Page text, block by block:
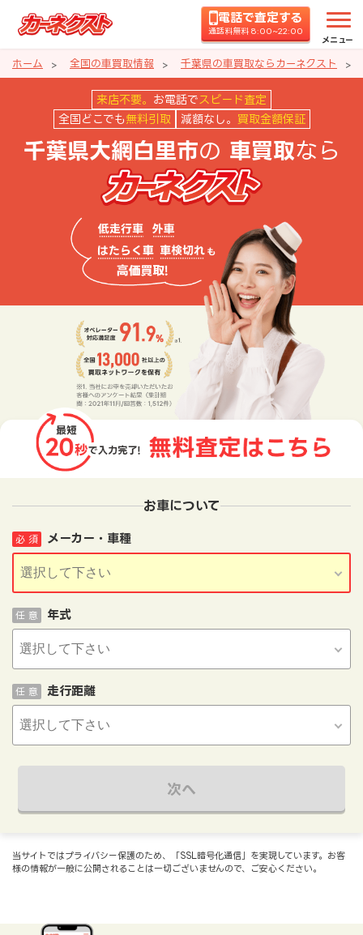
電話で査定する
通話料無料 8:00~22:00
メニュー
ホーム 全国の車買取情報 千葉県の車買取ならカーネクスト
千葉県大網白里市の車買取なら
来店不要。 お電話で スピード査定
全国どこでも 無料引取 減額なし。 買取金額保証
千葉県大網白里市の 車買取なら
お車について
メーカー・車種
必 須
年式
任 意
走行距離
任 意
次へ
当サイトではプライバシー保護のため、「SSL暗号化通信」を実現しています。お客
様の情報が一般に公開されることは一切ございませんので、ご安心ください。